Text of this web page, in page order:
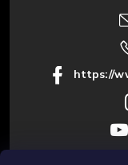
https://